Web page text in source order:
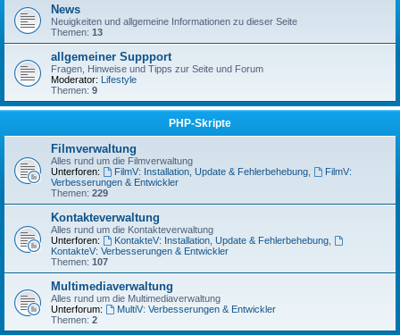
News
Neuigkeiten und allgemeine Informationen zu dieser Seite
Themen: 13
allgemeiner Suppport
Fragen, Hinweise und Tipps zur Seite und Forum
Moderator: Lifestyle
Themen: 9
PHP-Skripte
Filmverwaltung
Alles rund um die Filmverwaltung
Unterforen:
FilmV: Installation, Update & Fehlerbehebung,
FilmV:
Verbesserungen & Entwickler
Themen: 229
Kontakteverwaltung
Alles rund um die Kontakteverwaltung
Unterforen:
KontakteV: Installation, Update & Fehlerbehebung,
KontakteV: Verbesserungen & Entwickler
Themen: 107
Multimediaverwaltung
Alles rund um die Multimediaverwaltung
Unterforum:
MultiV: Verbesserungen & Entwickler
Themen: 2